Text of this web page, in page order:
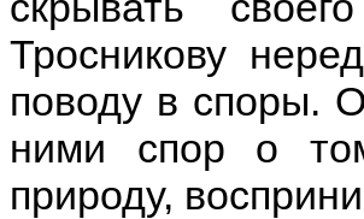
Тросникову
поводу в споры.
ними спор о
природу,